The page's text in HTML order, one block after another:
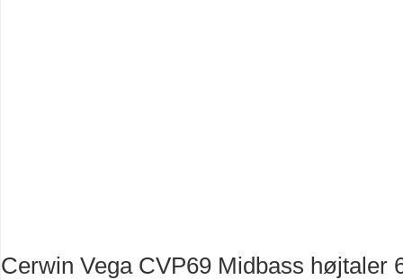
Cerwin Vega CVP69 Midbass højtaler